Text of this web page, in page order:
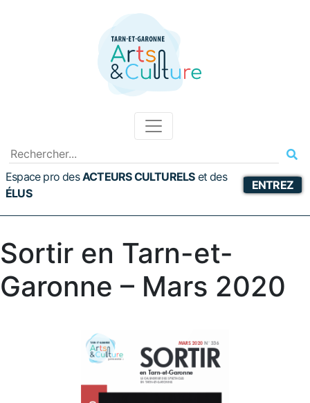
Espace pro desACTEURS CULTURELS etdes
ÉLUS
ENTREZ
Sortir en Tarn-et-
Garonne – Mars 2020